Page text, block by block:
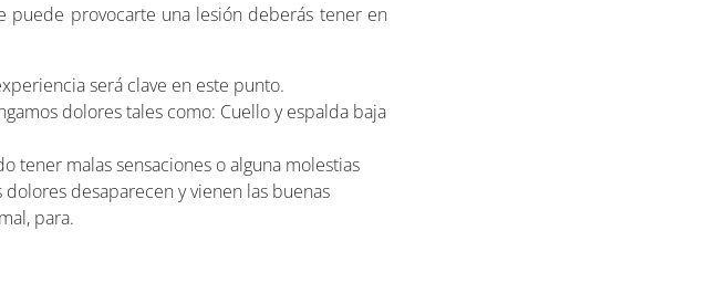
puede provocarte una lesión deberás tener en
será clave en este punto.
dolores tales como: Cuello y espalda baja
tener malas sensaciones o alguna molestias
desaparecen y vienen las buenas
para.